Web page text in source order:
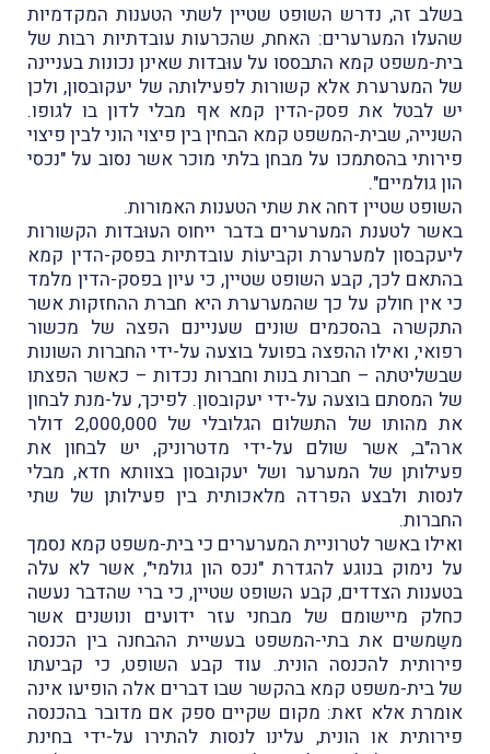
בשלב זה, נדרש השופט שטיין לשתי הטענות המקדמיות
שהעלו המערערים: האחת, שהכרעות עובדתיות רבות של
בית-משפט קמא התבססו על עוּבדות שאינן נכונות בעניינה
של המערערת אלא קשורות לפעילותה של יעקובסון, ולכן
יש לבטל את פסק-הדין קמא אף מבלי לדון בו לגופו.
השנייה, שבית-המשפט קמא הבחין בין פיצוי הוני לבין פיצוי
פירותי בהסתמכו על מבחן בלתי מוכר אשר נסוב על "נכסי
הון גולמיים".
השופט שטיין דחה את שתי הטענות האמורות.
באשר לטענת המערערים בדבר ייחוס העוּבדות הקשורות
ליעקבסון למערערת וקביעוֹת עובדתיות בפסק-הדין קמא
בהתאם לכך, קבע השופט שטיין, כי עיון בפסק-הדין מלמד
כי אין חולק על כך שהמערערת היא חברת ההחזקות אשר
התקשרה בהסכמים שונים שעניינם הפצה של מכשור
רפואי, ואילו ההפצה בפועל בוצעה על-ידי החברות השונות
שבשליטתה – חברות בנות וחברות נכדות – כאשר הפצתו
של המסתם בוצעה על-ידי יעקובסון. לפיכך, על-מנת לבחון
את מהותו של התשלום הגלובלי של 2,000,000 דולר
ארה"ב, אשר שולם על-ידי מדטרוניק, יש לבחון את
פעילותן של המערער ושל יעקובסון בצוותא חדא, מבלי
לנסות ולבצע הפרדה מלאכותית בין פעילותן של שתי
החברות.
ואילו באשר לטרוניית המערערים כי בית-משפט קמא נסמך
על נימוק בנוגע להגדרת "נכס הון גולמי", אשר לא עלה
בטענות הצדדים, קבע השופט שטיין, כי ברי שהדבר נעשה
כחלק מיישומם של מבחני עזר ידועים ונושנים אשר
משַמשים את בתי-המשפט בעשיית ההבחנה בין הכנסה
פירותית להכנסה הונית. עוד קבע השופט, כי קביעתו
של בית-משפט קמא בהקשר שבו דברים אלה הופיעו אינה
אומרת אלא זאת: מקום שקיים ספק אם מדובר בהכנסה
פירותית או הונית, עלינו לנסות להתירו על-ידי בחינת